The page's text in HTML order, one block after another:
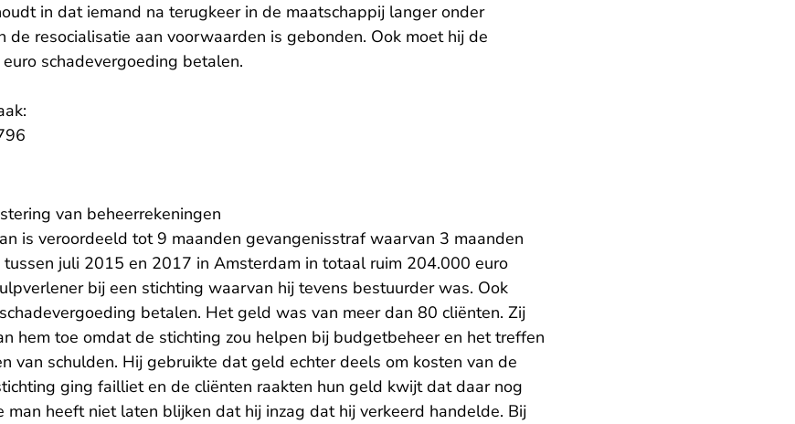
in dat iemand na terugkeer in de maatschappij langer onder
de resocialisatie aan voorwaarden is gebonden. Ook moet hij de
schadevergoeding betalen.
van beheerrekeningen
is veroordeeld tot 9 maanden gevangenisstraf waarvan 3 maanden
juli 2015 en 2017 in Amsterdam in totaal ruim 204.000 euro
bij een stichting waarvan hij tevens bestuurder was. Ook
betalen. Het geld was van meer dan 80 cliënten. Zij
hem toe omdat de stichting zou helpen bij budgetbeheer en het treffen
van schulden. Hij gebruikte dat geld echter deels om kosten van de
ging failliet en de cliënten raakten hun geld kwijt dat daar nog
man heeft niet laten blijken dat hij inzag dat hij verkeerd handelde. Bij